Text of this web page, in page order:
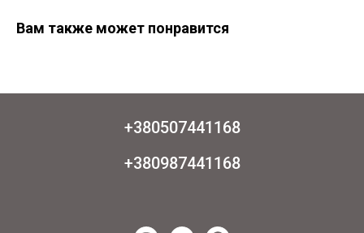
Вам также может понравится
+380507441168
+380987441168